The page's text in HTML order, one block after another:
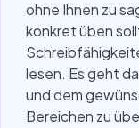
ohne Ihnen zu
konkret üben
lesen. Es geht
und dem
Bereichen zu